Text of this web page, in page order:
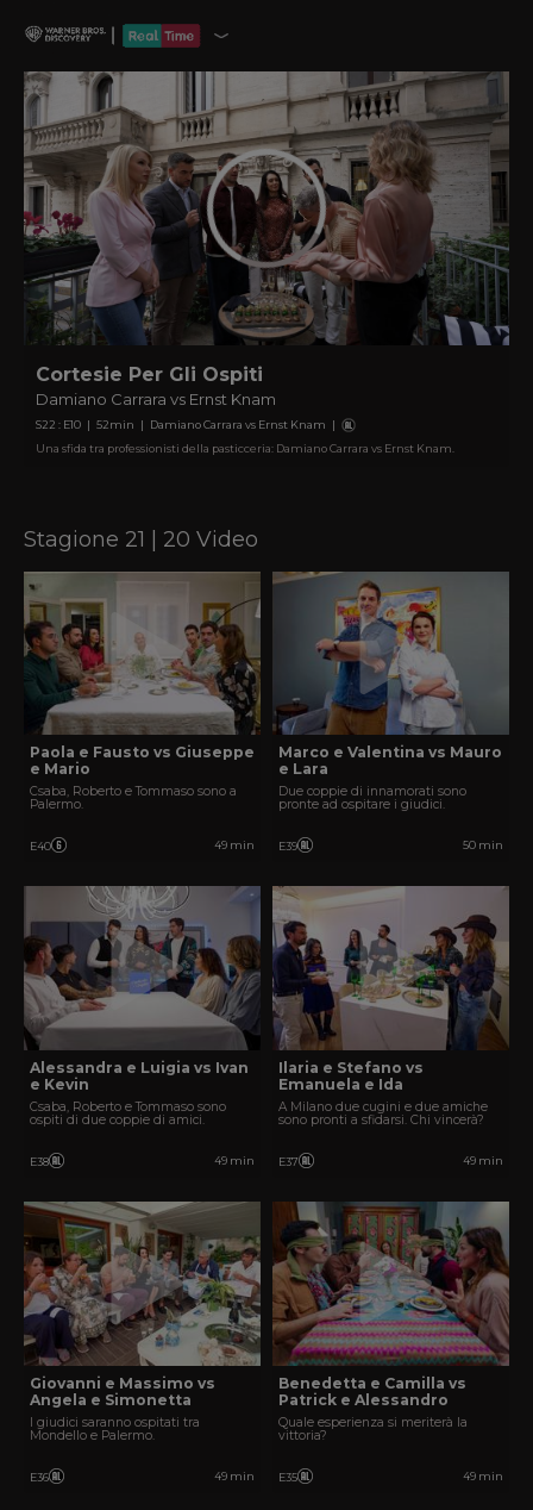
Cortesie Per Gli Ospiti
Damiano Carrara vs Ernst Knam
S22 : E10 | 52min | Damiano Carrara vs Ernst Knam
|
Una sfida tra professionisti della pasticceria: Damiano Carrara vs Ernst Knam.
Stagione 21 | 20 Video
Paola e Fausto vs Giuseppe
e Mario
Csaba, Roberto e Tommaso sono a
Palermo.
E40 49 min
Marco e Valentina vs Mauro
e Lara
Due coppie di innamorati sono
pronte ad ospitare i giudici.
E39 50 min
Alessandra e Luigia vs Ivan
e Kevin
Csaba, Roberto e Tommaso sono
ospiti di due coppie di amici.
E38 49 min
Ilaria e Stefano vs
Emanuela e Ida
A Milano due cugini e due amiche
sono pronti a sfidarsi. Chi vincerà?
E37 49 min
Giovanni e Massimo vs
Angela e Simonetta
I giudici saranno ospitati tra
Mondello e Palermo.
E36 49 min
Benedetta e Camilla vs
Patrick e Alessandro
Quale esperienza si meriterà la
vittoria?
E35 49 min